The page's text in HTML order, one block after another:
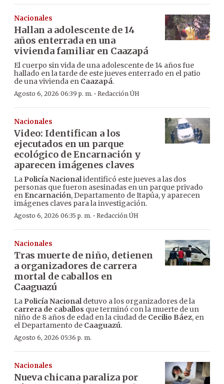
Nacionales
Hallan a adolescente de 14
años enterrada en una
vivienda familiar en Caazapá
El cuerpo sin vida de una adolescente de 14 años fue
hallado en la tarde de este jueves enterrado en el patio
de una vivienda en Caazapá.
Agosto 6, 2026 06:39 p. m. · Redacción ÚH
Nacionales
Video: Identifican a los
ejecutados en un parque
ecológico de Encarnación y
aparecen imágenes claves
La Policía Nacionalidentificó este jueves a las dos
personas que fueron asesinadas en un parque privado
en Encarnación, Departamento de Itapúa, y aparecen
imágenes claves para la investigación.
Agosto 6, 2026 06:35 p. m. · Redacción ÚH
Nacionales
Tras muerte de niño, detienen
a organizadores de carrera
mortal de caballos en
Caaguazú
La Policía Nacionaldetuvo a los organizadores de la
carrera de caballos que terminó con la muerte de un
niño de 8 años de edad en la ciudad de Cecilio Báez, en
el Departamento de Caaguazú.
Agosto 6, 2026 05:36 p. m.
Nacionales
Nueva chicana paraliza por